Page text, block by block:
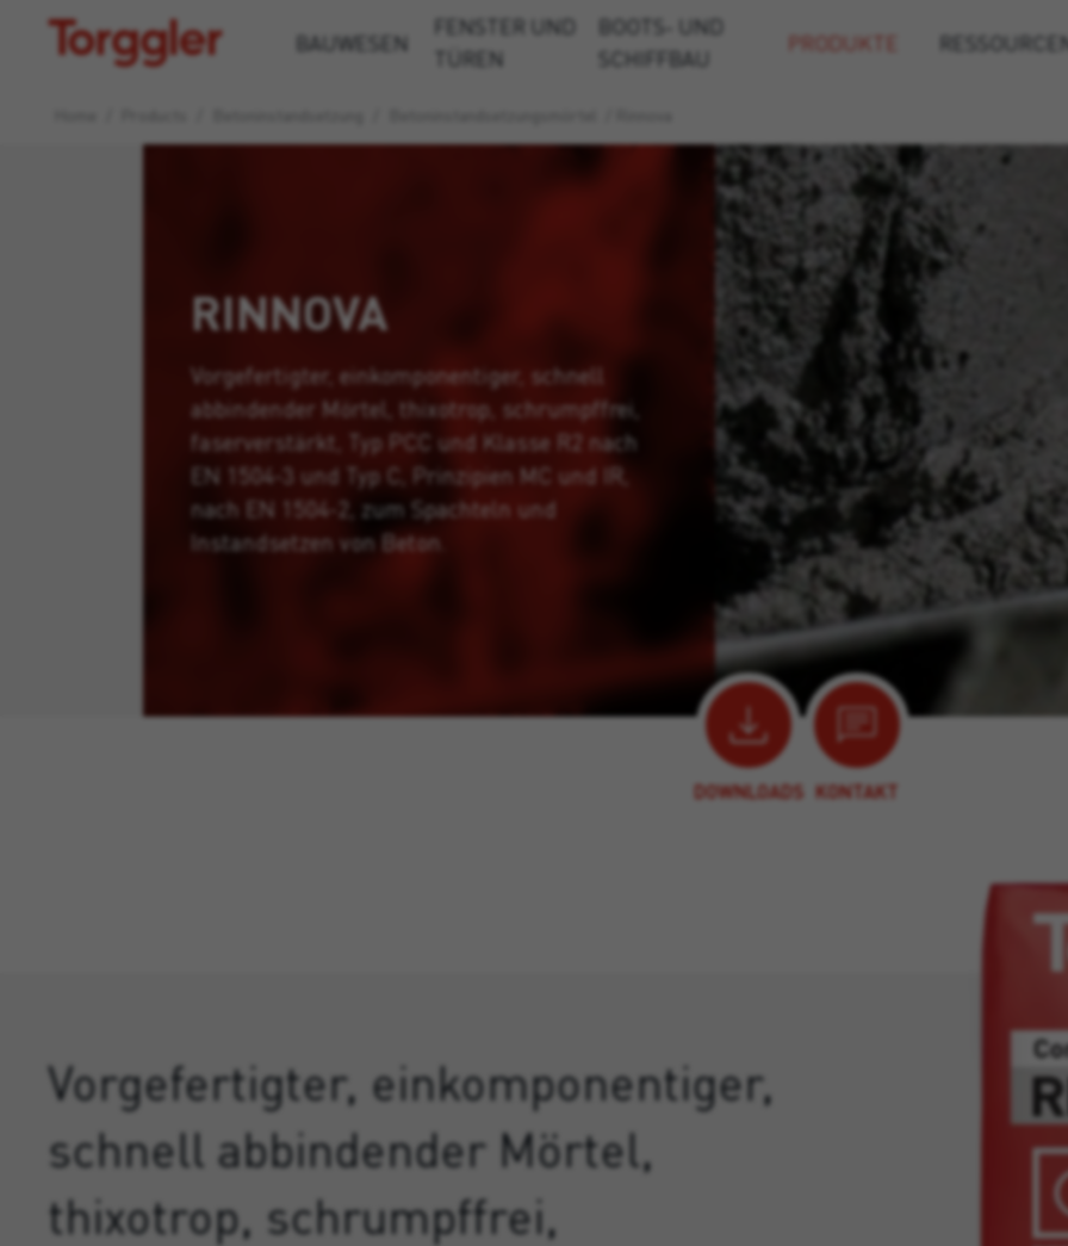
Torggler BAUWESEN
FENSTER UND
TÜREN
BOOTS- UND
SCHIFFBAU
PRODUKTE
RINNOVA
Vorgefertigter, einkomponentiger, schnell
abbindender Mörtel, thixotrop, schrumpffrei,
faserverstärkt, Typ PCC und Klasse R2 nach
EN 1504-3 und Typ C, Prinzipien MC und IR,
nach EN 1504-2, zum Spachteln und
Instandsetzen von Beton.
DOWNLOADS KONTAKT
Vorgefertigter, einkomponentiger,
schnell abbindender Mörtel,
thixotrop, schrumpffrei,